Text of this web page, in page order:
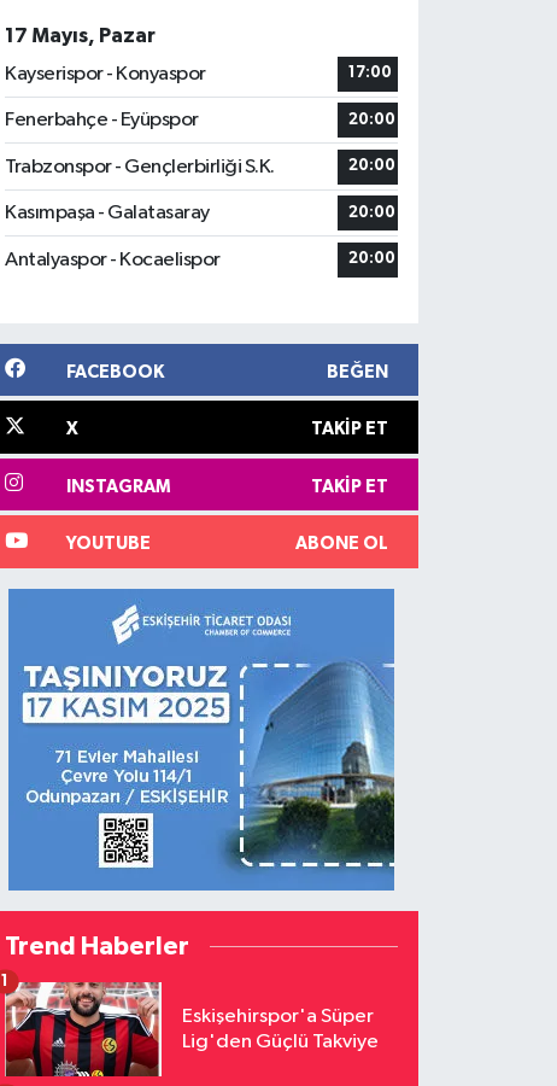
17 Mayıs, Pazar
Kayserispor - Konyaspor
17:00
Fenerbahçe - Eyüpspor 20:00
Trabzonspor - Gençlerbirliği S.K. 20:00
Kasımpaşa - Galatasaray 20:00
Antalyaspor - Kocaelispor 20:00
FACEBOOK BEĞEN
X TAKIP ET
INSTAGRAM TAKIP ET
YOUTUBE ABONE OL
Trend Haberler
Eskişehirspor'a Süper
Lig'den Güçlü Takviye
1